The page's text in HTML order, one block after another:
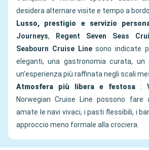
desidera alternare visite e tempo a
Lusso, prestigio e servizio
Journeys, Regent Seven Seas
Seabourn Cruise Linesono indicate
eleganti, una gastronomia curata,
un’esperienza più raffinata negli scali
Atmosfera più libera e festosa :
Norwegian Cruise Line possono
amate le navi vivaci, i pasti flessibili, i
approccio meno formale alla crociera.